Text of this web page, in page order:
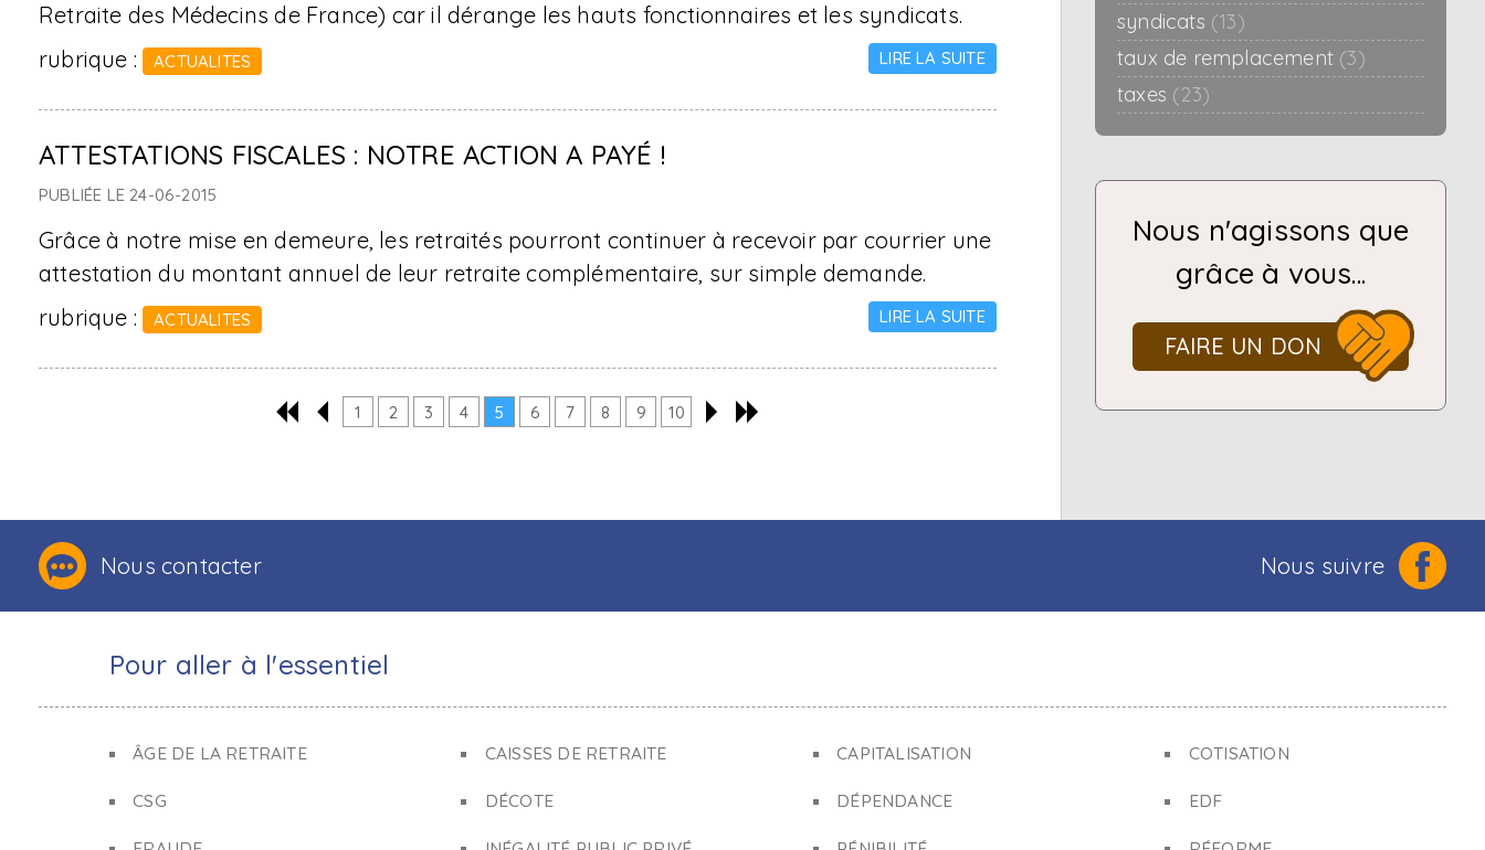
Retraite des Médecins de France) car il dérange les hauts fonctionnaires et les syndicats.
rubrique : ACTUALITES LIRE LA SUITE
ATTESTATIONS FISCALES : NOTRE ACTION A PAYÉ !
PUBLIÉE LE 24-06-2015
Grâce à notre mise en demeure, les retraités pourront continuer à recevoir par courrier une
attestation du montant annuel de leur retraite complémentaire, sur simple demande.
rubrique : ACTUALITES LIRE LA SUITE
1 2 3 4 5 6 7 8 9 10
syndicats (13)
taux de remplacement (3)
taxes (23)
Nous n'agissons que
grâce à vous...
FAIRE UN DON
Nous contacter Nous suivre
Pour aller à l'essentiel
ÂGE DE LA RETRAITE CAISSES DE RETRAITE CAPITALISATION COTISATION
CSG DÉCOTE DÉPENDANCE EDF